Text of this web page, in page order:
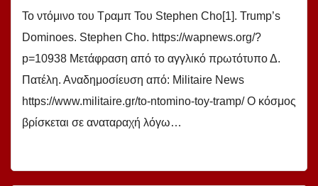
Το ντόμινο του Τραμπ Του Stephen Cho[1]. Trump’s
Dominoes. Stephen Cho. https://wapnews.org/?
p=10938 Μετάφραση από το αγγλικό πρωτότυπο Δ.
Πατέλη. Αναδημοσίευση από: Militaire News
https://www.militaire.gr/to-ntomino-toy-tramp/ Ο κόσμος
βρίσκεται σε αναταραχή λόγω…